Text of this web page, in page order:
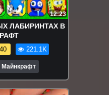
12:23
ЛАБИРИНТАХ В
221.1K
Майнкрафт